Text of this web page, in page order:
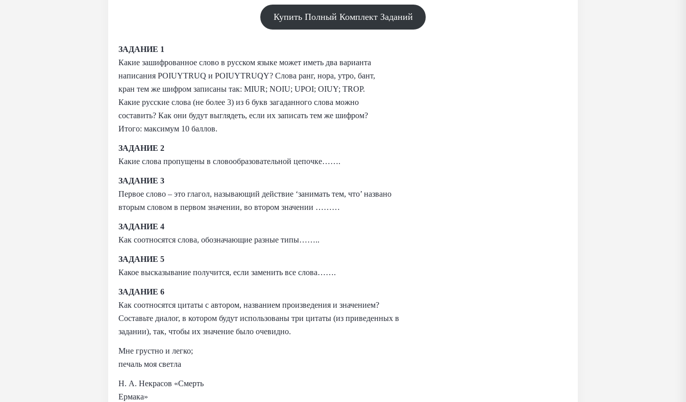
Купить Полный Комплект Заданий
ЗАДАНИЕ 1
Какие зашифрованное слово в русском языке может иметь два варианта
написания POIUYTRUQ и POIUYTRUQY? Слова ранг, нора, утро, бант,
кран тем же шифром записаны так: MIUR; NOIU; UPOI; OIUY; TROP.
Какие русские слова (не более 3) из 6 букв загаданного слова можно
составить? Как они будут выглядеть, если их записать тем же шифром?
Итого: максимум 10 баллов.
ЗАДАНИЕ 2
Какие слова пропущены в словообразовательной цепочке…….
ЗАДАНИЕ 3
Первое слово – это глагол, называющий действие ‘занимать тем, что’ названо
вторым словом в первом значении, во втором значении ………
ЗАДАНИЕ 4
Как соотносятся слова, обозначающие разные типы……..
ЗАДАНИЕ 5
Какое высказывание получится, если заменить все слова…….
ЗАДАНИЕ 6
Как соотносятся цитаты с автором, названием произведения и значением?
Составьте диалог, в котором будут использованы три цитаты (из приведенных в
задании), так, чтобы их значение было очевидно.
Мне грустно и легко;
печаль моя светла
Н. А. Некрасов «Смерть
Ермака»